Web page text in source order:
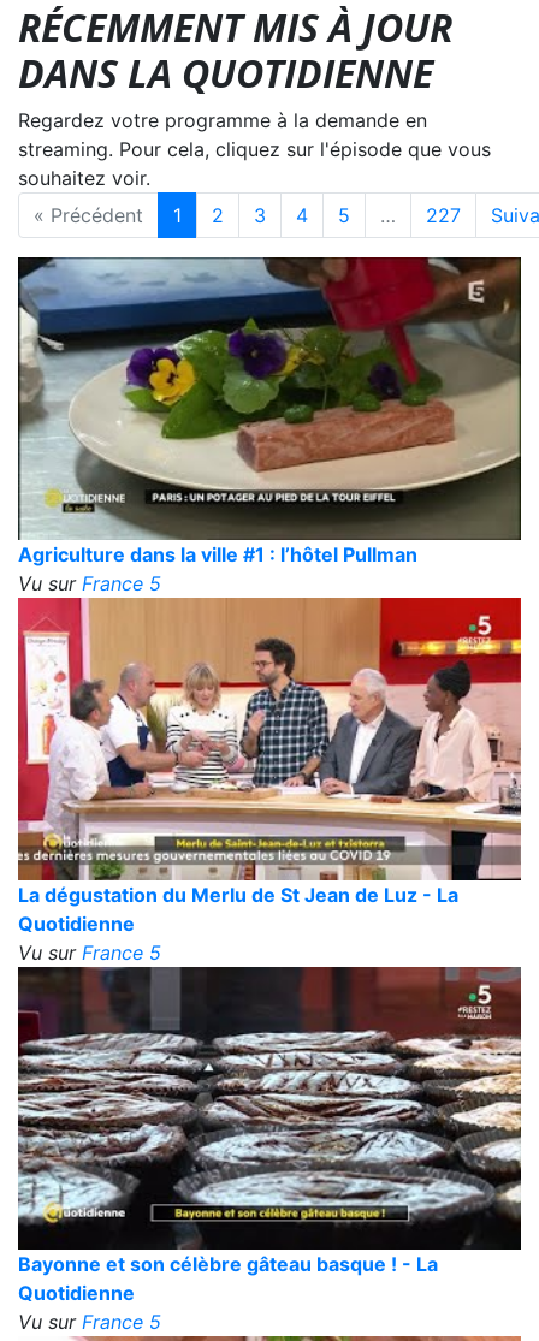
RÉCEMMENT MIS À JOUR
DANS LA QUOTIDIENNE
Regardez votre programme à la demande en
streaming. Pour cela, cliquez sur l'épisode que vous
souhaitez voir.
« Précédent
1 2 3 4 5 … 227
Agriculture dans la ville #1 : l’hôtel Pullman
Vu sur France 5
La dégustation du Merlu de St Jean de Luz - La
Quotidienne
Vu sur France 5
Bayonne et son célèbre gâteau basque ! - La
Quotidienne
Vu sur France 5